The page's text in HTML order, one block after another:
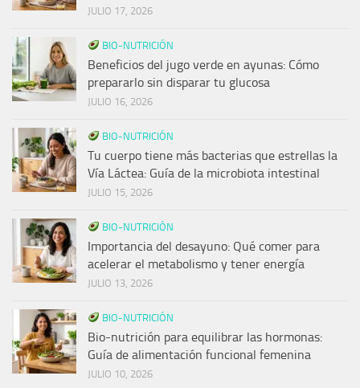
JULIO 17, 2026
BIO-NUTRICIÓN
Beneficios del jugo verde en ayunas: Cómo
prepararlo sin disparar tu glucosa
JULIO 16, 2026
BIO-NUTRICIÓN
Tu cuerpo tiene más bacterias que estrellas la
Vía Láctea: Guía de la microbiota intestinal
JULIO 15, 2026
BIO-NUTRICIÓN
Importancia del desayuno: Qué comer para
acelerar el metabolismo y tener energía
JULIO 13, 2026
BIO-NUTRICIÓN
Bio-nutrición para equilibrar las hormonas:
Guía de alimentación funcional femenina
JULIO 10, 2026